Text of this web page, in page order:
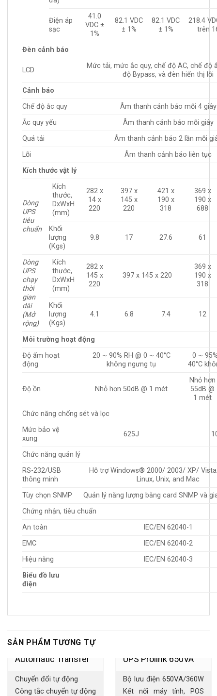
Điện áp
sạc
41.0
VDC ±
1%
82.1 VDC
± 1%
82.1 VDC
± 1%
218.4
trên
Đèn cảnh báo
LCD
Mức tải, mức ắc quy, chế độ AC, chế độ
độ Bypass, và đèn hiển thị lỗi
Cảnh báo
Chế độ ắc quy
Âm thanh cảnh báo mỗi 4 giây
Ắc quy yếu
Âm thanh cảnh báo mỗi giây
Quá tải
Âm thanh cảnh báo 2 lần mỗi
Lỗi
Âm thanh cảnh báo liên tục
Kích thước vật lý
Dòng
UPS
tiêu
chuẩn
Kích
thước,
DxWxH
(mm)
282 x
14 x
220
397 x
145 x
220
421 x
190 x
318
369 x
190 x
688
Khối
lượng
(Kgs)
9.8 17 27.6 61
Dòng
UPS
chạy
thời
gian
dài
(Mở
rộng)
Kích
thước,
DxWxH
(mm)
282 x
145 x
220
397 x 145 x 220
369 x
190 x
318
Khối
lượng
(Kgs)
4.1 6.8 7.4 12
Môi trường hoạt động
Độ ẩm hoạt
động
20 ~ 90% RH @ 0 ~ 40°C
không ngưng tụ
0 ~
40°C
Độ ồn Nhỏ hơn 50dB @ 1 mét
Nhỏ hơn
55dB @
1 mét
Chức năng chống sét và lọc
Mức bảo vệ
xung
625J
Chức năng quản lý
RS-232/USB
thông minh
Hỗ trợ Windows® 2000/ 2003/ XP/
Linux, Unix, and Mac
Tùy chọn SNMP
Quản lý năng lượng bằng card SNMP và
Chứng nhận, tiêu chuẩn
An toàn
IEC/EN 62040-1
EMC
IEC/EN 62040-2
Hiệu năng
IEC/EN 62040-3
Biểu đồ lưu
điện
SẢN PHẨM TƯƠNG TỰ
Automatic Transfer
Switch (ATS)
Chuyển đổi tự động
Công tắc chuyển tự động
UPS Prolink 650VA
Bộ lưu điện 650VA/360W
Kết nối máy tính, POS